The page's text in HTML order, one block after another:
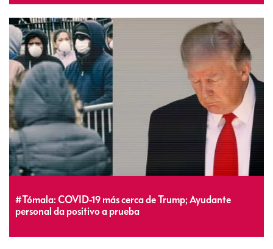
#Tómala: COVID-19 más cerca de Trump; Ayudante
personal da positivo a prueba